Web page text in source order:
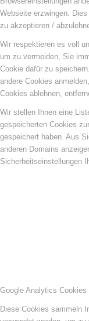
Webseite erzwingen.
zu akzeptieren /
Wir respektieren es voll
um zu vermeiden, Sie
Cookie dafür zu
andere Cookies
Cookies ablehnen,
Wir stellen Ihnen eine
gespeicherten Cookies
gespeichert haben. Aus
anderen Domains
Sicherheitseinstellungen
Google Analytics Cookies
Diese Cookies sammeln